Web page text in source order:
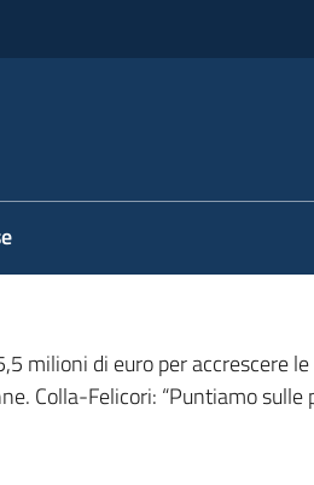
milioni di euro per accrescere
Colla-Felicori: “Puntiamo